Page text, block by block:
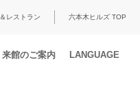
レストラン 六本木ヒルズ TOP
来館のご案内 LANGUAGE